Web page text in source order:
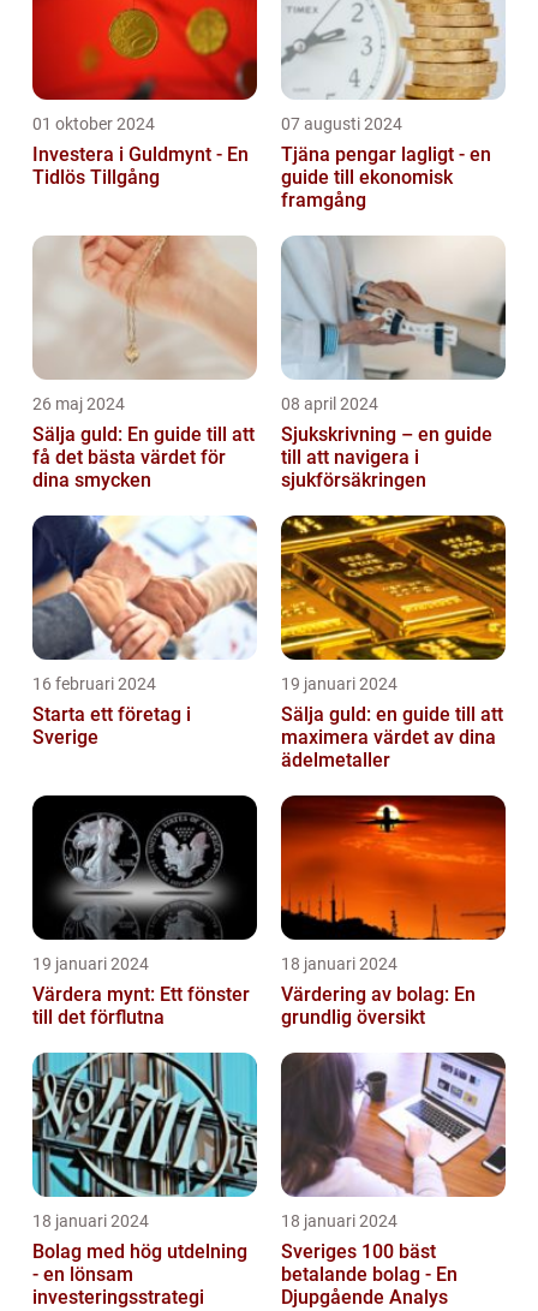
01 oktober 2024
Investera i Guldmynt - En
Tidlös Tillgång
07 augusti 2024
Tjäna pengar lagligt - en
guide till ekonomisk
framgång
26 maj 2024
Sälja guld: En guide till att
få det bästa värdet för
dina smycken
08 april 2024
Sjukskrivning – en guide
till att navigera i
sjukförsäkringen
16 februari 2024
Starta ett företag i
Sverige
19 januari 2024
Sälja guld: en guide till att
maximera värdet av dina
ädelmetaller
19 januari 2024
Värdera mynt: Ett fönster
till det förflutna
18 januari 2024
Värdering av bolag: En
grundlig översikt
18 januari 2024
Bolag med hög utdelning
- en lönsam
investeringsstrategi
18 januari 2024
Sveriges 100 bäst
betalande bolag - En
Djupgående Analys